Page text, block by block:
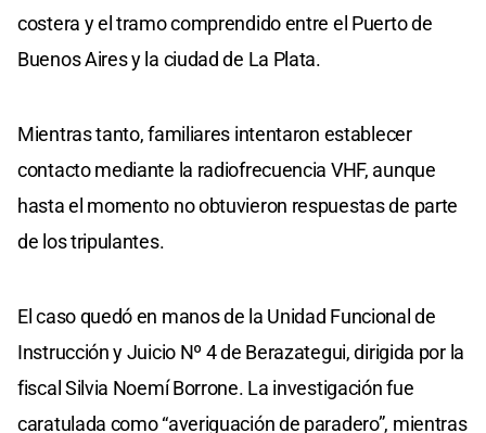
costera y el tramo comprendido entre el Puerto de
Buenos Aires y la ciudad de La Plata.
Mientras tanto, familiares intentaron establecer
contacto mediante la radiofrecuencia VHF, aunque
hasta el momento no obtuvieron respuestas de parte
de los tripulantes.
El caso quedó en manos de la Unidad Funcional de
Instrucción y Juicio Nº 4 de Berazategui, dirigida por la
fiscal Silvia Noemí Borrone. La investigación fue
caratulada como “averiguación de paradero”, mientras